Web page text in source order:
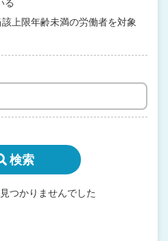
上限年齢未満の労働者を対象
検索
つかりませんでした